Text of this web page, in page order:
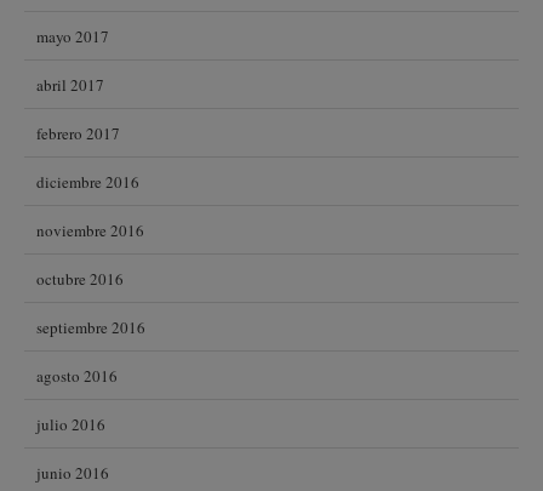
mayo 2017
abril 2017
febrero 2017
diciembre 2016
noviembre 2016
octubre 2016
septiembre 2016
agosto 2016
julio 2016
junio 2016